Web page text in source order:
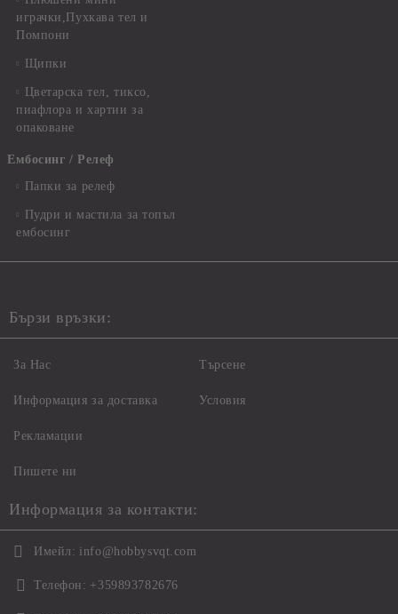
играчки,Пухкава тел и
Помпони
Щипки
Цветарска тел, тиксо,
пиафлора и хартии за
опаковане
Ембосинг / Релеф
Папки за релеф
Пудри и мастила за топъл
ембосинг
Бързи връзки:
За Нас
Информация за доставка
Рекламации
Пишете ни
Търсене
Условия
Информация за контакти:
Имейл: info@hobbysvqt.com
Телефон: +359893782676